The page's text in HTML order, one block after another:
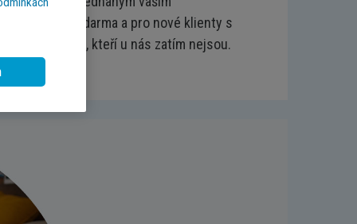
je účet zcela zdarma a pro nové klienty s
svým kolegům, kteří u nás zatím nejsou.